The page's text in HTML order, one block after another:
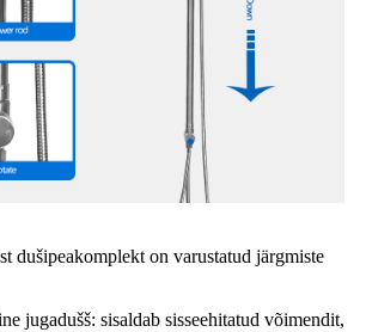
dušipeakomplekt on varustatud järgmiste
jugadušš: sisaldab sisseehitatud võimendit,